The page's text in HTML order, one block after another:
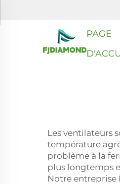
PAGE
Les ventilateurs
température
problème à la
plus longtemps
Notre entreprise